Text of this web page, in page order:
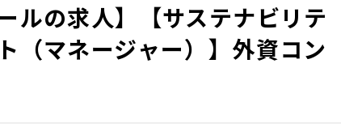
ルの求人】【サステナビリテ
（マネージャー）】外資コン